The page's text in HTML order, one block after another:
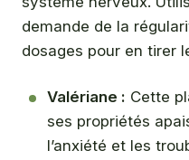
demande de la
dosages pour en tirer
Valériane : Cette
ses propriétés
l’anxiété et les